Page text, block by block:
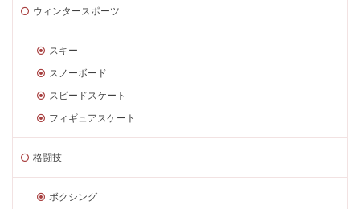
ウィンタースポーツ
スキー
スノーボード
スピードスケート
フィギュアスケート
格闘技
ボクシング